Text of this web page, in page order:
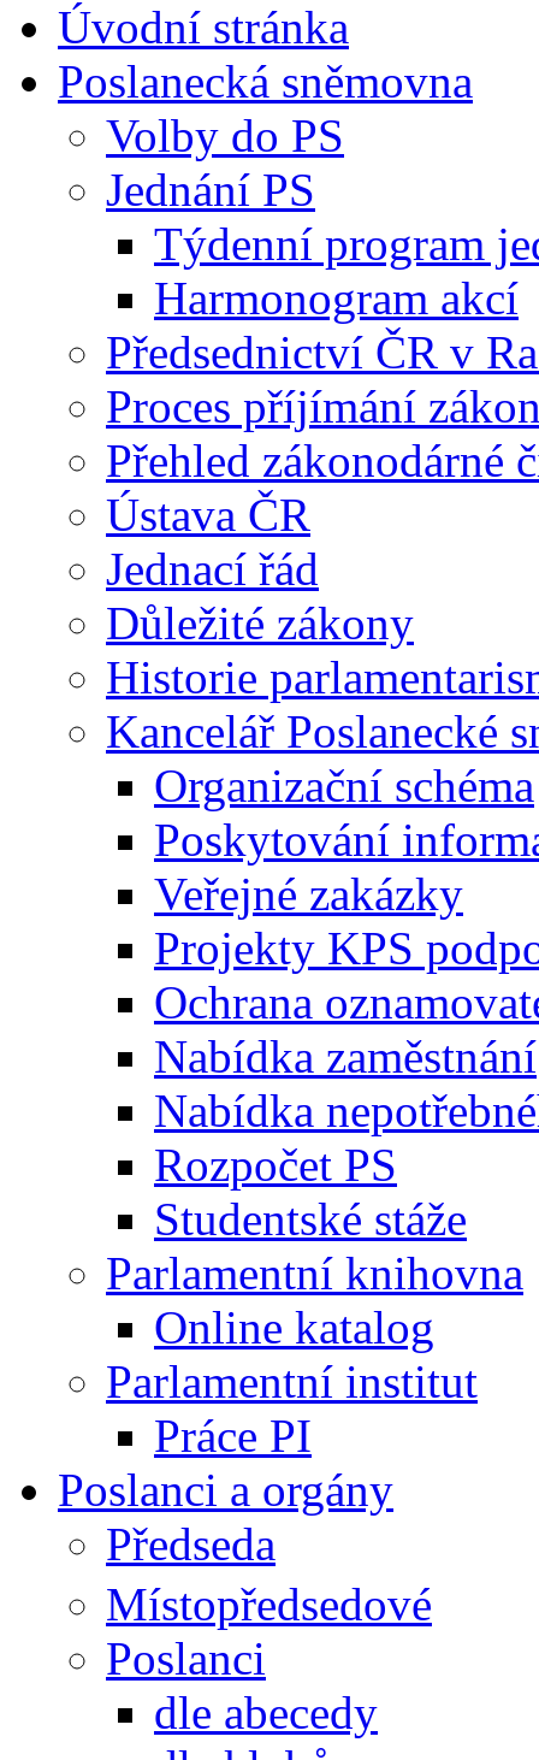
Úvodní stránka
Poslanecká sněmovna
Volby do PS
Jednání PS
Týdenní program
Harmonogram akcí
Předsednictví ČR v
Proces příjímání
Přehled zákonodárné
Ústava ČR
Jednací řád
Důležité zákony
Historie
Kancelář Poslanecké
Organizační schéma
Poskytování
Veřejné zakázky
Projekty KPS
Ochrana
Nabídka zaměstnání
Nabídka
Rozpočet PS
Studentské stáže
Parlamentní knihovna
Online katalog
Parlamentní institut
Práce PI
Poslanci a orgány
Předseda
Místopředsedové
Poslanci
dle abecedy